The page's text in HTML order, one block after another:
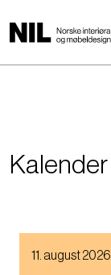
p
Kalender
11. august 2026